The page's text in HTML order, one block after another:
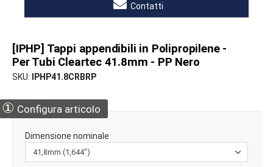
Contatti
[IPHP] Tappi appendibili in Polipropilene -
Per Tubi Cleartec 41.8mm - PP Nero
SKU IPHP41.8CRBRP
① Configura articolo
Dimensione nominale